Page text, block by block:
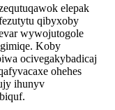
elepak
qibyxoby
wywojutogole
Koby
ocivegakybadicaj
ohehes
ihunyv